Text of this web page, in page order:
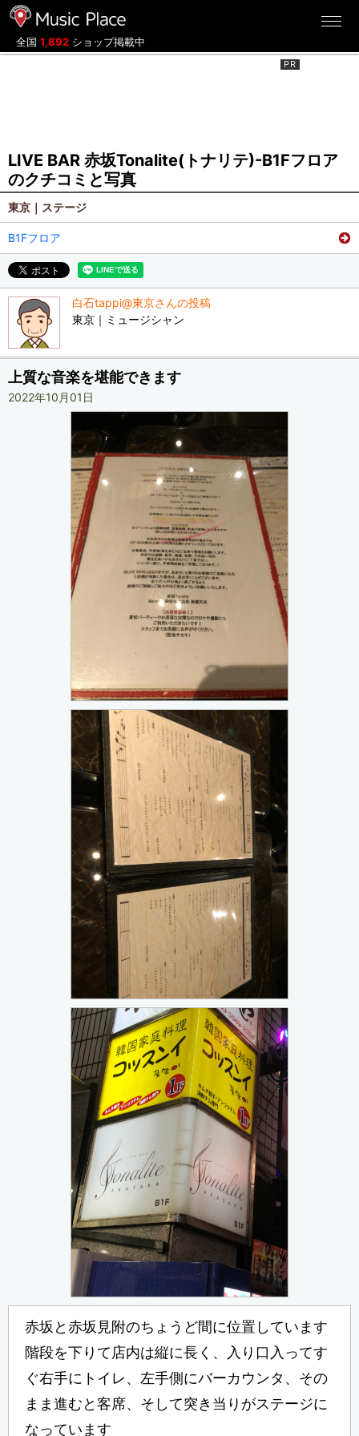
全国 1,892 ショップ掲載中
LIVE BAR 赤坂Tonalite(トナリテ)-B1Fフロア
のクチコミと写真
東京｜ステージ
B1Fフロア
白石tappi@東京さんの投稿
東京｜ミュージシャン
上質な音楽を堪能できます
2022年10月01日
赤坂と赤坂見附のちょうど間に位置しています
階段を下りて店内は縦に長く、入り口入ってす
ぐ右手にトイレ、左手側にバーカウンタ、その
まま進むと客席、そして突き当りがステージに
なっています